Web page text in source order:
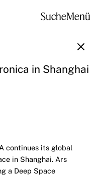
SucheMenü
in Shanghai
continues its global
in Shanghai. Ars
a Deep Space